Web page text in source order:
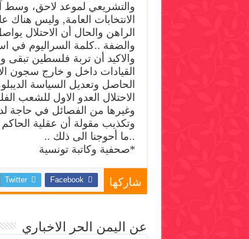
والتشريعي لموعد لاحق، وسط
الانتخابات العامة, وليس هناك
الراهن والحال أن الاحتلال
والضفة ..كلمة السراليوم في
والاكيد أن تربة فلسطين تبقى
القيادات داخل و خارج سجون
الحاصل وتعديل السياسة
الاحتلال العدو الاول للشعب
وغيرها من الفصائل في حاجة
وتكذيب مقولة أن عقلية الحاكم
..ما أحوجنا الى ذلك ..
*صحفية وكاتبة تونسية
شاركها Facebook
Twitter
عن اليمن الحر الاخباري